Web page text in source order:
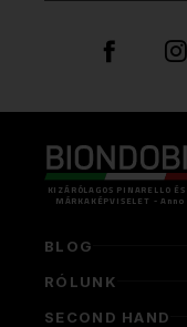
KIZÁRÓLAGOS PINARELLO
MÁRKAKÉPVISELET - Anno
BLOG
RÓLUNK
SECOND HAND